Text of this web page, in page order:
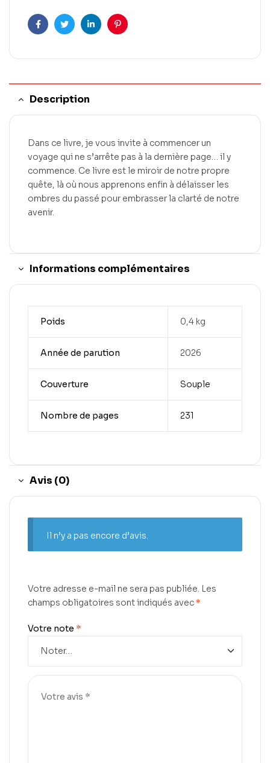
FacebookTwitterLinkedInPinterest
Description
Dans ce livre, je vous invite à commencer un
voyage qui ne s’arrête pas à la dernière page… il y
commence. Ce livre est le miroir de notre propre
quête, là où nous apprenons enfin à délaisser les
ombres du passé pour embrasser la clarté de notre
avenir.
Informations complémentaires
Poids 0,4 kg
Année de parution 2026
Couverture Souple
Nombre de pages 231
Avis (0)
Il n’y a pas encore d’avis.
Votre adresse e-mail ne sera pas publiée. Les
champs obligatoires sont indiqués avec*
Votre note *